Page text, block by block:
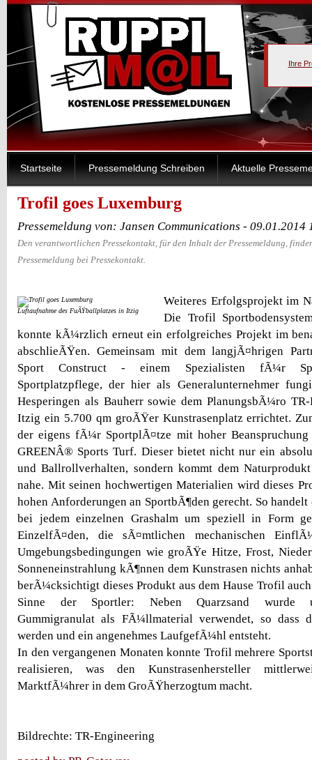
Ihre
Startseite Pressemeldung Schreiben Aktuelle
Trofil goes Luxemburg
Pressemeldung von: Jansen Communications - 09.01.2014
Den verantwortlichen Pressekontakt, für den Inhalt der Pressemeldung,
Pressemeldung bei Pressekontakt.
Weiteres Erfolgsprojekt im
Luftaufnahme des FuÃŸballplatzes in Itzig
Die Trofil
konnte kÃ¼rzlich erneut ein erfolgreiches Projekt im
abschlieÃŸen. Gemeinsam mit dem langjÃ¤hrigen
Sport Construct - einem Spezialisten fÃ¼r
Sportplatzpflege, der hier als Generalunternehmer
Hesperingen als Bauherr sowie dem PlanungsbÃ¼ro
Itzig ein 5.700 qm groÃŸer Kunstrasenplatz errichtet.
der eigens fÃ¼r SportplÃ¤tze mit hoher
GREENÂ® Sports Turf. Dieser bietet nicht nur ein
und Ballrollverhalten, sondern kommt dem
nahe. Mit seinen hochwertigen Materialien wird dieses
hohen Anforderungen an SportbÃ¶den gerecht. So
bei jedem einzelnen Grashalm um speziell in Form
EinzelfÃ¤den, die sÃ¤mtlichen mechanischen
Umgebungsbedingungen wie groÃŸe Hitze, Frost,
Sonneneinstrahlung kÃ¶nnen dem Kunstrasen nichts
berÃ¼cksichtigt dieses Produkt aus dem Hause Trofil
Sinne der Sportler: Neben Quarzsand wurde
Gummigranulat als FÃ¼llmaterial verwendet, so dass
werden und ein angenehmes LaufgefÃ¼hl entsteht.
In den vergangenen Monaten konnte Trofil mehrere
realisieren, was den Kunstrasenhersteller
MarktfÃ¼hrer in dem GroÃŸherzogtum macht.
Bildrechte: TR-Engineering